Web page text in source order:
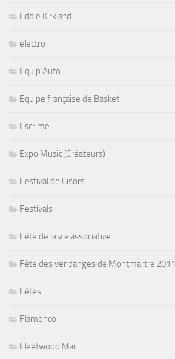
Eddie Kirkland
electro
Equip Auto
Equipe française de Basket
Escrime
Expo Music (Créateurs)
Festival de Gisors
Festivals
Fête de la vie associative
Fête des vendanges de Montmartre 2011
Fêtes
Flamenco
Fleetwood Mac